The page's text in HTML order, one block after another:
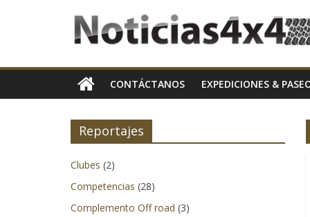
Noticias4x4
Noticias4x4,
nos
en
mantener
a
nuestros
lectores
al
CONTÁCTANOS EXPEDICIONES &
Reportajes
Clubes (2)
Competencias (28)
Complemento Off road (3)